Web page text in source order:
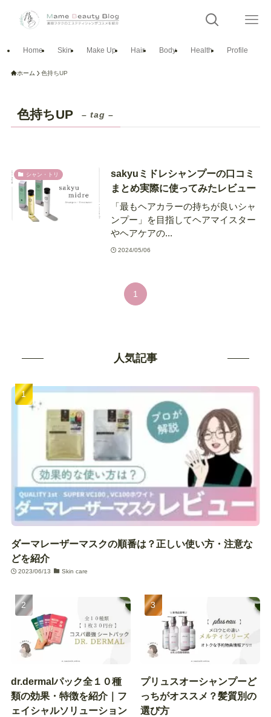
Home Skin Make Up Hair Body Health Profile
ホーム 色持ちUP
色持ちUP – tag –
シャン・トリ
sakyuミドレシャンプーの口コミ
まとめ実際に使ってみたレビュー
「最もヘアカラーの持ちが良いシャ
ンプー」を目指してヘアマイスター
やヘアケアの...
2024/05/06
1
人気記事
ダーマレーザーマスクの順番は？正しい使い方・注意な
どを紹介
2023/06/13 Skin care
dr.dermalパック全１０種
類の効果・特徴を紹介｜フ
ェイシャルソリューション
プリュスオーシャンプーど
っちがオススメ？髪質別の
選び方